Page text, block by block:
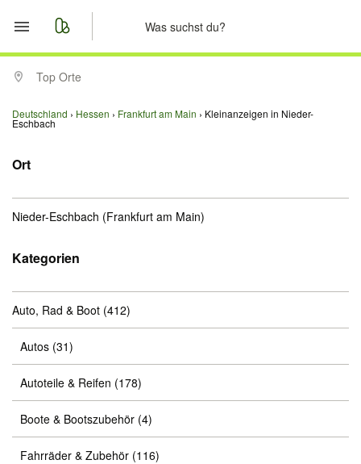
Start
Merkliste
Top Orte
Deutschland Hessen Frankfurt am Main Kleinanzeigen in Nieder-
Eschbach
Ort
Nieder-Eschbach (Frankfurt am Main)
Kategorien
Auto, Rad & Boot (412)
Autos (31)
Autoteile & Reifen (178)
Boote & Bootszubehör (4)
Fahrräder & Zubehör (116)